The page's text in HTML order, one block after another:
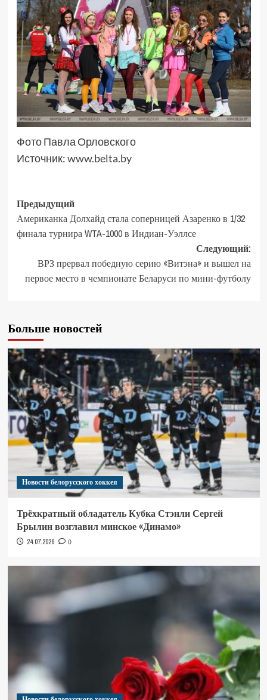
Фото Павла Орловского
Источник:www.belta.by
Предыдущий
Американка Долхайд стала соперницей Азаренко в 1/32
финала турнира WTA-1000 в Индиан-Уэллсе
Следующий:
ВРЗ прервал победную серию «Витэна» и вышел на
первое место в чемпионате Беларуси по мини-футболу
Больше новостей
Новости белорусского хоккея
Трёхкратный обладатель Кубка Стэнли Сергей
Брылин возглавил минское «Динамо»
24.07.2026 0